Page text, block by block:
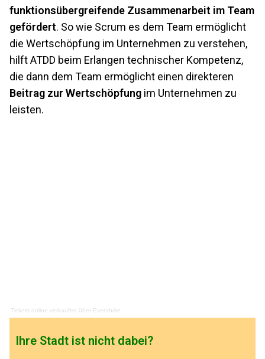
funktionsübergreifende Zusammenarbeit im Team
gefördert. So wie Scrum es dem Team ermöglicht
die Wertschöpfung im Unternehmen zu verstehen,
hilft ATDD beim Erlangen technischer Kompetenz,
die dann dem Team ermöglicht einen direkteren
Beitrag zur Wertschöpfung im Unternehmen zu
leisten.
Tickets online verkaufen über Eventbrite
Ihre Stadt ist nicht dabei?